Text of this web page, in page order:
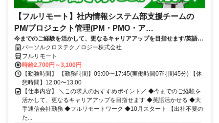
【フルリモート】社内情報システム部支援チームの
PM/プロジェクト管理(PM・PMO・ア
シ)_N260774362
今までのご経験を活かして、更なるキャリアアップを目指せます/英語活
かせる/大手通信会社勤務/フルリモートワーク/10月スタート
パーソルクロステクノロジー株式会社
フルリモート
時給2,700円～3,100円
【勤務時間】 【勤務時間】09:00〜17:45(実働時間07時間45分) 【休
憩時間】12:00〜13:00
【仕事内容】 ＼この求人のおすすめポイント／ ◆今までのご経験を
活かして、更なるキャリアアップを目指せます ◆英語活かせる ◆大
手通信会社勤務 ◆フルリモートワーク ◆10月スタート 【出社不要の
た...